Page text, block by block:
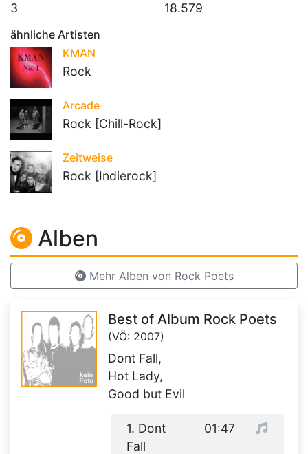
3
18.579
ähnliche Artisten
KMAN
Rock
Arcade
Rock [Chill-Rock]
Zeitweise
Rock [Indierock]
Alben
Mehr Alben von Rock Poets
Best of Album Rock Poets
(VÖ: 2007)
Dont Fall,
Hot Lady,
Good but Evil
1. Dont
Fall
01:47